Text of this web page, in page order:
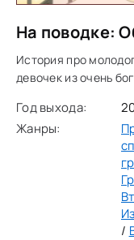
На поводке:
История про
девочек из очень
Год выхода:
Жанры:
/